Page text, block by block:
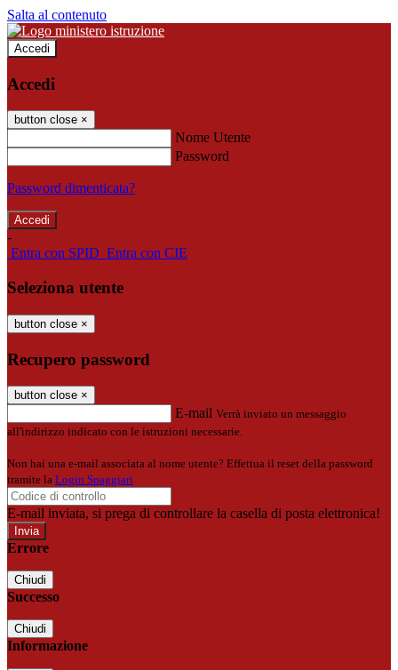
Salta al contenuto
Accedi
Accedi
button close ×
Nome Utente
Password
Password dimenticata?
-
Entra con SPID Entra con CIE
Seleziona utente
button close ×
Recupero password
button close ×
E-mail Verrà inviato un messaggio
all'indirizzo indicato con le istruzioni necessarie.
Non hai una e-mail associata al nome utente? Effettua il reset della password
tramite la Login Spaggiari
E-mail inviata, si prega di controllare la casella di posta elettronica!
Errore
Chiudi
Successo
Chiudi
Informazione